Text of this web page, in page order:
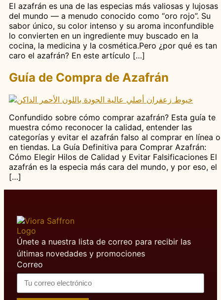
El azafrán es una de las especias más valiosas y lujosas
del mundo — a menudo conocido como “oro rojo”. Su
sabor único, su color intenso y su aroma inconfundible
lo convierten en un ingrediente muy buscado en la
cocina, la medicina y la cosmética.Pero ¿por qué es tan
caro el azafrán? En este artículo […]
Guía de Compra de Azafrán
Confundido sobre cómo comprar azafrán? Esta guía te
muestra cómo reconocer la calidad, entender las
categorías y evitar el azafrán falso al comprar en línea o
en tiendas. La Guía Definitiva para Comprar Azafrán:
Cómo Elegir Hilos de Calidad y Evitar Falsificaciones El
azafrán es la especia más cara del mundo, y por eso, el
[…]
Únete a nuestra lista de correo para recibir las
últimas novedades y promociones
Correo